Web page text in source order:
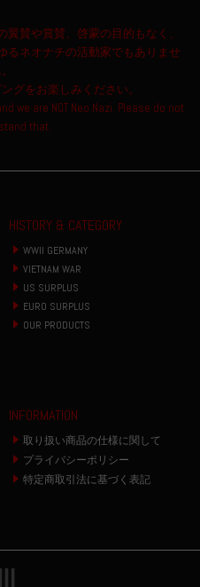
賛や賞賛、啓蒙の目的もなく、
るネオナチの活動家でもありませ
グをお楽しみください。
we are NOT Neo Nazi. Please do not
that.
HISTORY & CATEGORY
WWII GERMANY
VIETNAM WAR
US SURPLUS
EURO SURPLUS
OUR PRODUCTS
INFORMATION
取り扱い商品の仕様に関して
プライバシーポリシー
特定商取引法に基づく表記